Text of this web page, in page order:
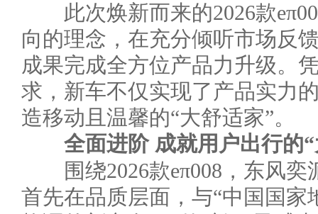
此次焕新而来的2026款
向的理念，在充分倾听市场反
成果完成全方位产品力升级。
求，新车不仅实现了产品实力
造移动且温馨的“大舒适家”。
全面进阶 成就用户出行的“
围绕2026款eπ008，东风奕
首先在品质层面，与“中国国家